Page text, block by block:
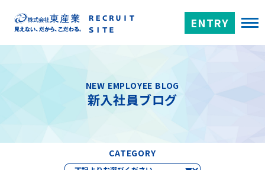
ENTRY
NEW EMPLOYEE BLOG
新入社員ブログ
CATEGORY